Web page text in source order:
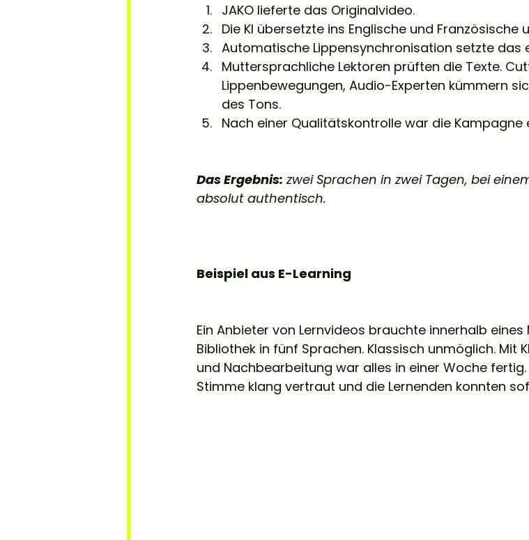
JAKO lieferte das Originalvideo.
Die KI übersetzte ins Englische und Französische
Automatische Lippensynchronisation setzte das
Muttersprachliche Lektoren prüften die Texte.
Lippenbewegungen, Audio-Experten kümmern
des Tons.
Nach einer Qualitätskontrolle war die Kampagne
Das Ergebnis: zwei Sprachen in zwei Tagen, bei
absolut authentisch.
Beispiel aus E-Learning
Ein Anbieter von Lernvideos brauchte innerhalb
Bibliothek in fünf Sprachen. Klassisch unmöglich. Mit
und Nachbearbeitung war alles in einer Woche
Stimme klang vertraut und die Lernenden konnten